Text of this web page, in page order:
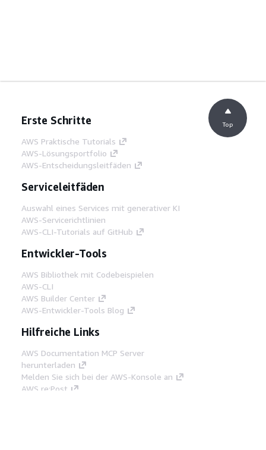
Erste Schritte
AWS Praktische Tutorials
AWS-Lösungsportfolio
AWS-Entscheidungsleitfäden
Serviceleitfäden
Auswahl eines Services mit generativer KI
AWS-Servicerichtlinien
AWS-CLI-Tutorials auf GitHub
Entwickler-Tools
AWS Bibliothek mit Codebeispielen
AWS-CLI
AWS Builder Center
AWS-Entwickler-Tools Blog
Hilfreiche Links
AWS Documentation MCP Server
herunterladen
Melden Sie sich bei der AWS-Konsole an
AWS re:Post
Top